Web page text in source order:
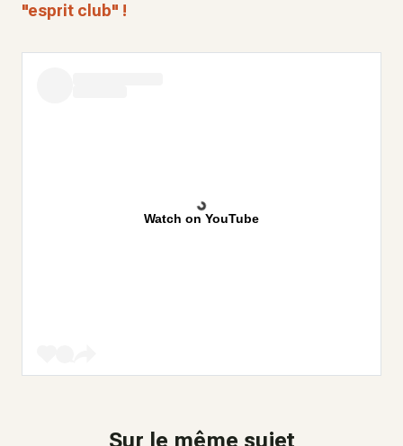
"esprit club" !
Watch on YouTube
Sur le même sujet